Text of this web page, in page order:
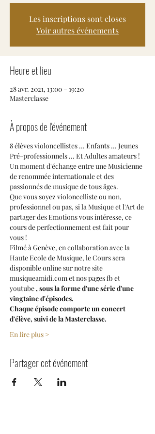
Les inscriptions sont closes
Voir autres événements
Heure et lieu
28 avr. 2021, 13:00 – 19:20
Masterclasse
À propos de l'événement
8 élèves violoncellistes ... Enfants ... Jeunes
Pré-professionnels ... Et Adultes amateurs !
Un moment d'échange entre une Musicienne
de renommée internationale et des
passionnés de musique de tous âges.
Que vous soyez violoncelliste ou non,
professionnel ou pas, si la Musique et l'Art de
partager des Emotions vous intéresse, ce
cours de perfectionnement est fait pour
vous !
Filmé à Genève, en collaboration avec la
Haute Ecole de Musique, le Cours sera
disponible online sur notre site
musiqueamidi.com et nos pages fb et
youtube , sous la forme d'une série d'une
vingtaine d'épisodes.
Chaque épisode comporte un concert
d'élève, suivi de la Masterclasse.
En lire plus >
Partager cet événement